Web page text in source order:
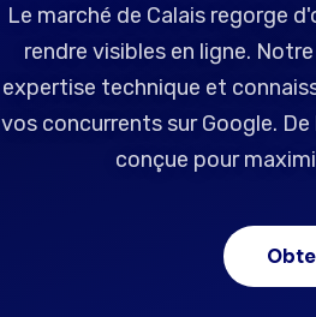
Le marché de Calais regorge
rendre visibles en ligne.
expertise technique et
vos concurrents sur Google.
conçue pour